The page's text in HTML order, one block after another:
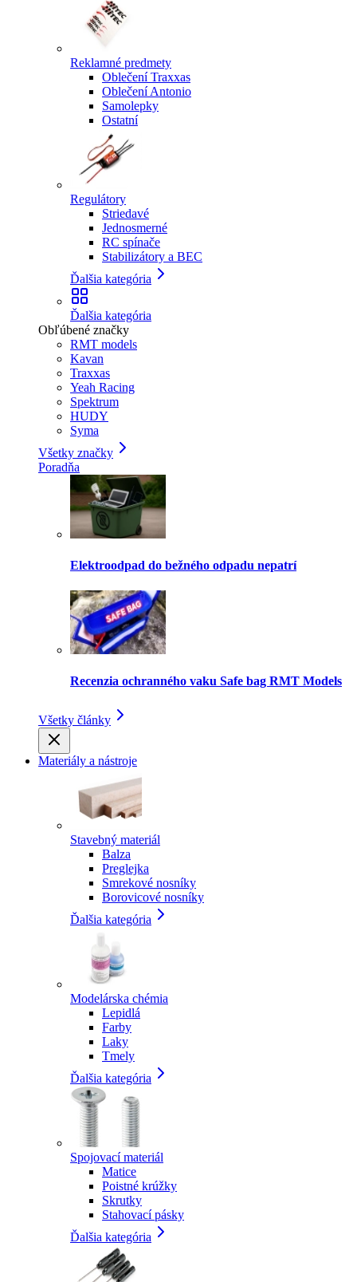
Reklamné predmety
Oblečení Traxxas
Oblečení Antonio
Samolepky
Ostatní
Regulátory
Striedavé
Jednosmerné
RC spínače
Stabilizátory a BEC
Ďalšia kategória
Ďalšia kategória
Obľúbené značky
RMT models
Kavan
Traxxas
Yeah Racing
Spektrum
HUDY
Syma
Všetky značky
Poradňa
Elektroodpad do bežného odpadu nepatrí
Recenzia ochranného vaku Safe bag RMT Models
Všetky články
Materiály a nástroje
Stavebný materiál
Balza
Preglejka
Smrekové nosníky
Borovicové nosníky
Ďalšia kategória
Modelárska chémia
Lepidlá
Farby
Laky
Tmely
Ďalšia kategória
Spojovací materiál
Matice
Poistné krúžky
Skrutky
Stahovací pásky
Ďalšia kategória